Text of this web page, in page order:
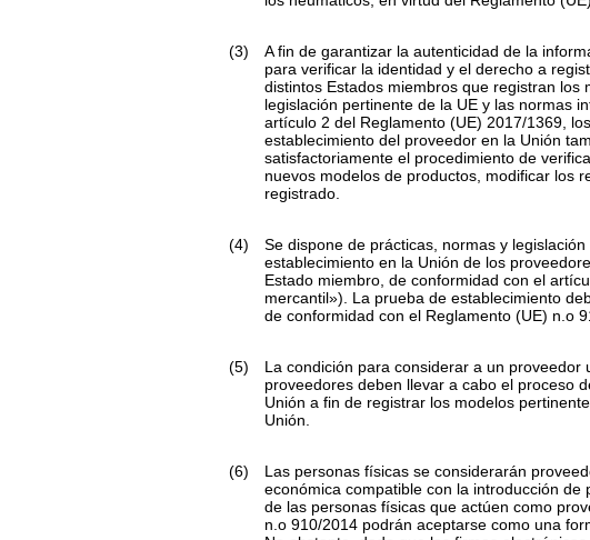
(3)
A fin de garantizar la autenticidad de la
para verificar la identidad y el derecho a
distintos Estados miembros que registran los
legislación pertinente de la UE y las normas
artículo 2 del Reglamento (UE) 2017/1369,
establecimiento del proveedor en la Unión
satisfactoriamente el procedimiento de
nuevos modelos de productos, modificar los
registrado.
(4)
Se dispone de prácticas, normas y
establecimiento en la Unión de los
Estado miembro, de conformidad con el
mercantil»). La prueba de establecimiento
de conformidad con el Reglamento (UE) n.o
(5)
La condición para considerar a un
proveedores deben llevar a cabo el proceso
Unión a fin de registrar los modelos
Unión.
(6)
Las personas físicas se considerarán
económica compatible con la introducción
de las personas físicas que actúen como
n.o 910/2014 podrán aceptarse como una